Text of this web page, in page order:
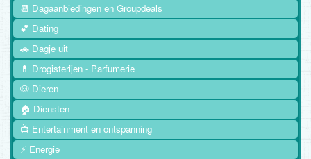
📆 Dagaanbiedingen en Groupdeals
💕 Dating
🚗 Dagje uit
💊 Drogisterijen - Parfumerie
🐶 Dieren
🏠 Diensten
📺 Entertainment en ontspanning
⚡ Energie